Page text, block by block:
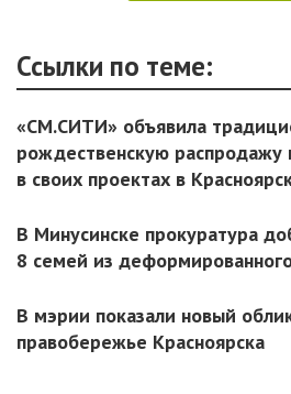
Ссылки по теме:
«СМ.СИТИ» объявила
рождественскую распродажу
в своих проектах в
В Минусинске прокуратура
8 семей из
В мэрии показали новый
правобережье Красноярска